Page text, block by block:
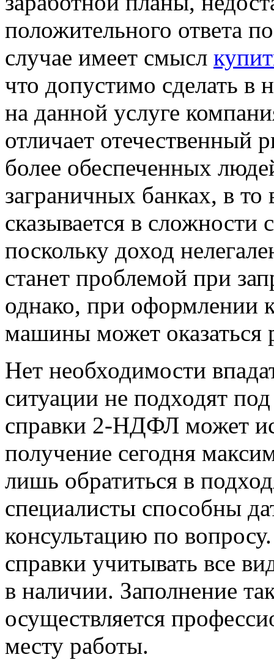
положительного ответа
случае имеет смысл
что допустимо сделать в
на данной услуге
отличает отечественный
более обеспеченных
заграничных банках, в то
сказывается в сложности
поскольку доход
станет проблемой при
однако, при оформлении
машины может
Нет необходимости
ситуации не подходят
справки 2-НДФЛ может
получение сегодня
лишь обратиться в
специалисты способны
консультацию по
справки учитывать все
в наличии. Заполнение
осуществляется
месту работы.